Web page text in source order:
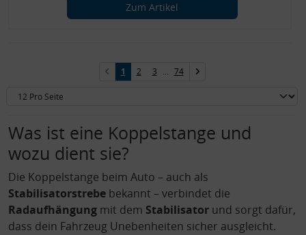
Zum Artikel
1 2 3 ... 74
Was ist eine Koppelstange und
wozu dient sie?
Die Koppelstange beim Auto – auch als
Stabilisatorstrebe bekannt – verbindet die
Radaufhängung mit dem Stabilisator und sorgt dafür,
dass dein Fahrzeug Unebenheiten sicher ausgleicht.